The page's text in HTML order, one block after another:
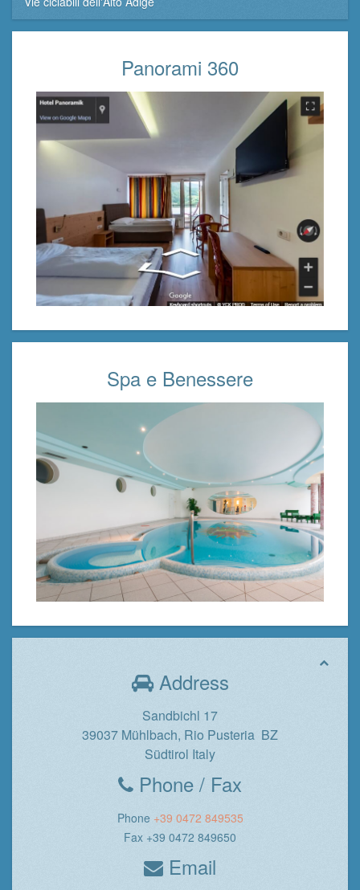
Panorami 360
Spa e Benessere
Address
Sandbichl 17
39037 Mühlbach, Rio Pusteria BZ
Südtirol Italy
Phone / Fax
Phone +39 0472 849535
Fax +39 0472 849650
Email